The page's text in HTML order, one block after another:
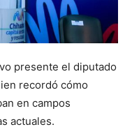
presente el diputado
recordó cómo
en campos
actuales.